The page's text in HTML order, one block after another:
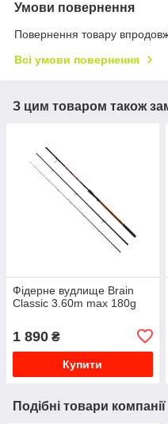
Умови повернення
Повернення товару
Всі умови повернення
З цим товаром також
Фідерне вудлище Brain
Classic 3.60m max 180g
1 890 ₴
Купити
Подібні товари компанії